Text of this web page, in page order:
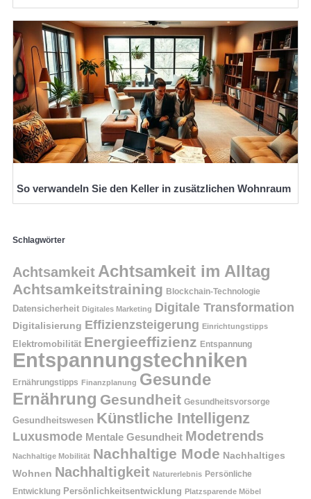
So verwandeln Sie den Keller in zusätzlichen Wohnraum
Schlagwörter
Achtsamkeit Achtsamkeit im Alltag
Achtsamkeitstraining Blockchain-Technologie
Datensicherheit Digitales Marketing Digitale Transformation
Digitalisierung Effizienzsteigerung Einrichtungstipps
Elektromobilität Energieeffizienz Entspannung
Entspannungstechniken
Ernährungstipps Finanzplanung Gesunde
Ernährung Gesundheit Gesundheitsvorsorge
Gesundheitswesen Künstliche Intelligenz
Luxusmode Mentale Gesundheit Modetrends
Nachhaltige Mobilität Nachhaltige Mode Nachhaltiges
Wohnen Nachhaltigkeit Naturerlebnis Persönliche
Entwicklung Persönlichkeitsentwicklung Platzsparende Möbel